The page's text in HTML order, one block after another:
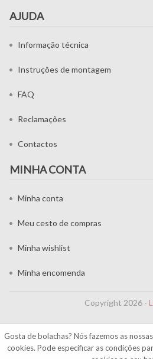
Gosta de bolachas? Nós fazemos as
cookies. Pode especificar as condições
AJUDA
Informação técnica
Instruções de montagem
FAQ
Reclamações
Contactos
MINHA CONTA
Minha conta
Meu cesto de compras
Minha wishlist
Minha encomenda
Copyright 2026 -